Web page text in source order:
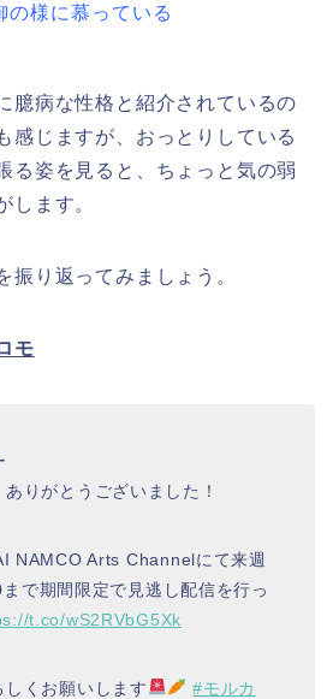
の様に慕っている
臆病な性格と紹介されているの
感じますが、おっとりしている
る姿を見ると、ちょっと気の弱
します。
振り返ってみましょう。
モ
りがとうございました！
NAMCO Arts Channelにて来週
で期間限定で見逃し配信を行っ
t.co/wS2RVbG5Xk
くお願いします
#モルカ